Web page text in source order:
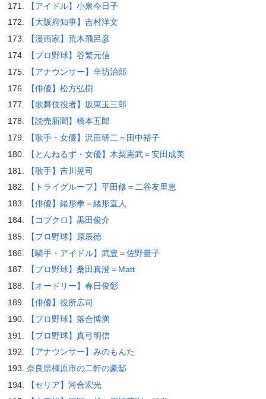
【アイドル】小泉今日子
【大阪府知事】吉村洋文
【漫画家】荒木飛呂彦
【プロ野球】谷繁元信
【アナウンサー】辛坊治郎
【俳優】松方弘樹
【歌舞伎役者】坂東玉三郎
【読売新聞】橋本五郎
【歌手・女優】沢田研二＝田中裕子
【とんねるず・女優】木梨憲武＝安田成美
【歌手】吉川晃司
【トライグループ】平田修＝二谷友里恵
【俳優】緒形拳＝緒形直人
【コブクロ】黒田俊介
【プロ野球】原辰徳
【騎手・アイドル】武豊＝佐野量子
【プロ野球】桑田真澄＝Matt
【オードリー】春日俊彰
【俳優】役所広司
【プロ野球】落合博満
【プロ野球】真弓明信
【アナウンサー】みのもんた
奈良県橿原市の二軒の豪邸
【セリア】河合宏光